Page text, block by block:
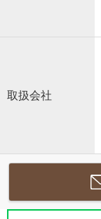
取扱会社